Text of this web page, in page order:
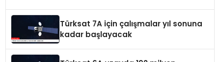
Türksat 7A için çalışmalar yıl sonuna
kadar başlayacak